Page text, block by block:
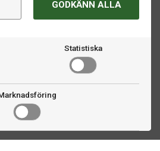
GODKÄNN ALLA
Statistiska